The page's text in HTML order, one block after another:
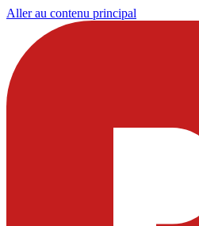
Aller au contenu principal